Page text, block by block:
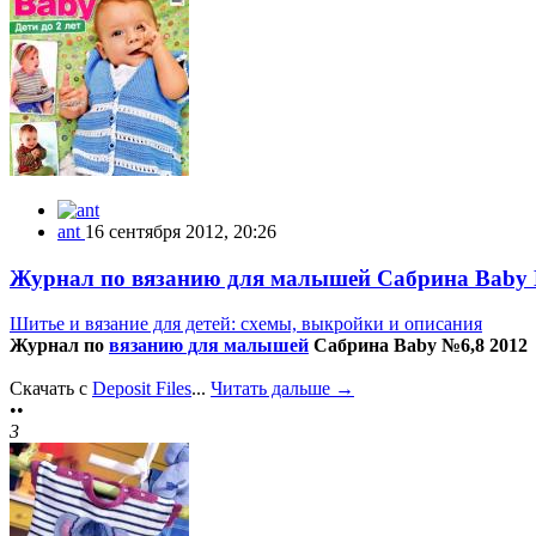
ant 16 сентября 2012, 20:26
Журнал по вязанию для малышей Сабрина Baby
Шитье и вязание для детей: схемы, выкройки и описания
Журнал по вязанию для малышей Сабрина Baby №6,8 2012
Скачать с Deposit Files... Читать дальше →
••
3